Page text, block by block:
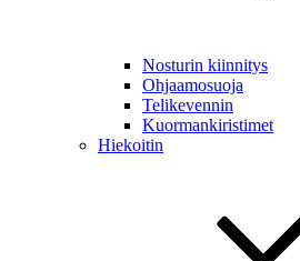
Nosturin kiinnitys
Ohjaamosuoja
Telikevennin
Kuormankiristimet
Hiekoitin